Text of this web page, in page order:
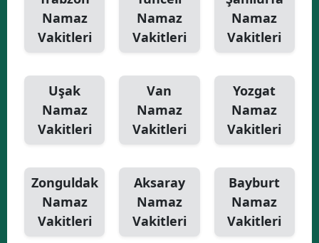
Namaz
Vakitleri
Namaz
Vakitleri
Namaz
Vakitleri
Uşak
Namaz
Vakitleri
Van
Namaz
Vakitleri
Yozgat
Namaz
Vakitleri
Zonguldak
Namaz
Vakitleri
Aksaray
Namaz
Vakitleri
Bayburt
Namaz
Vakitleri